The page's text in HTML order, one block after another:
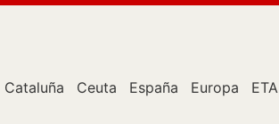
Cataluña Ceuta España Europa ETA